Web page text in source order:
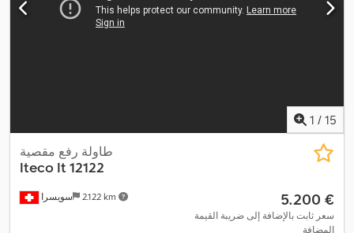
1 / 15
سويسرا 2.122 km
طاولة رفع مقصية
Iteco It 12122
‏5.200 €
سعر ثابت بالإضافة إلى ضريبة القيمة
المضافة